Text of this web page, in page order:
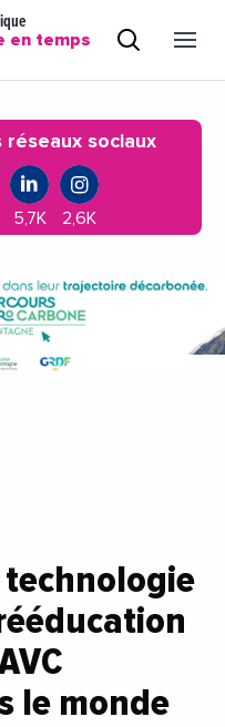
en temps
réseaux sociaux
5,7K 2,6K
technologie
le monde